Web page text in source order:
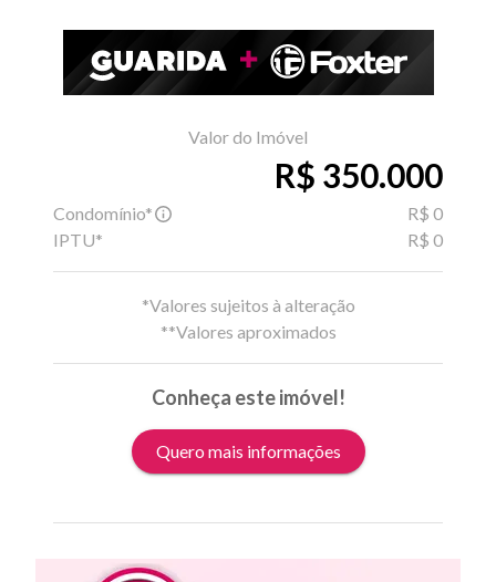
Valor do Imóvel
R$ 350.000
Condomínio*
R$ 0
IPTU*
R$ 0
*Valores sujeitos à alteração
**Valores aproximados
Conheça este imóvel!
Quero mais informações